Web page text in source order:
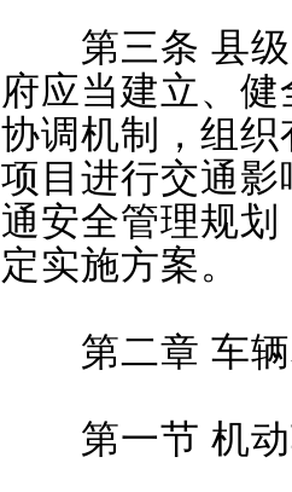
第三条 县
府应当建立、
协调机制，组
项目进行交通
通安全管理规
定实施方案。
第二章 车
第一节 机